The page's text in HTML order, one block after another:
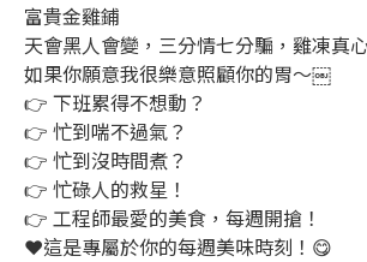
富貴金雞鋪
天會黑人會變，三分情七分騙，雞凍真
如果你願意我很樂意照顧你的胃～￼
👉 下班累得不想動？
👉 忙到喘不過氣？
👉 忙到沒時間煮？
👉 忙碌人的救星！
👉 工程師最愛的美食，每週開搶！
❤️這是專屬於你的每週美味時刻！😋